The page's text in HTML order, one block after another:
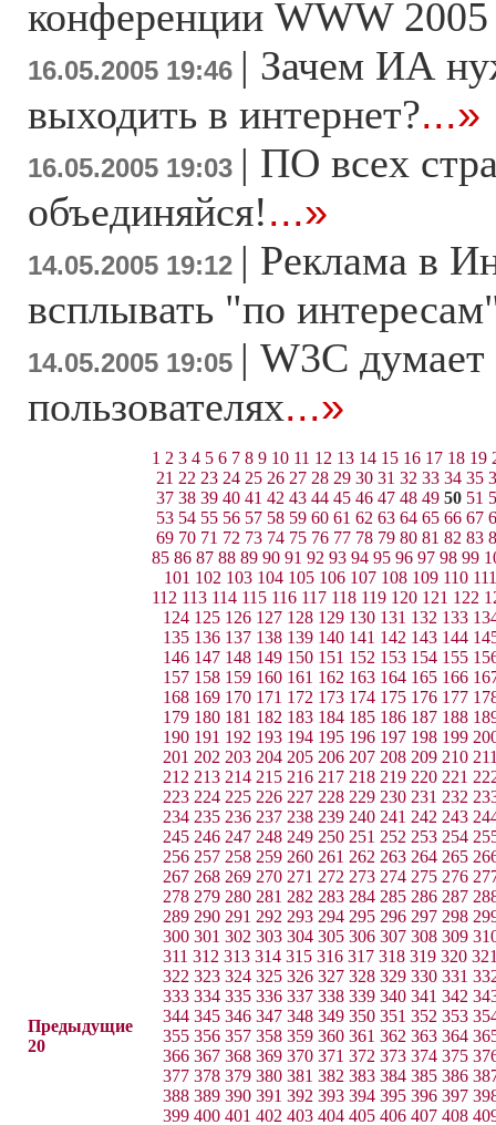
конференции WWW
16.05.2005 19:46 | Зачем ИА
выходить в интернет?...»
16.05.2005 19:03 | ПО всех
объединяйся!...»
14.05.2005 19:12 | Реклама в
всплывать "по
14.05.2005 19:05 | W3C
пользователях...»
Предыдущие
20
1 2 3 4 5 6 7 8 9 10 11 12 13 14 15 16 17 18 19
21 22 23 24 25 26 27 28 29 30 31 32 33 34 35
37 38 39 40 41 42 43 44 45 46 47 48 49 50 51
53 54 55 56 57 58 59 60 61 62 63 64 65 66 67
69 70 71 72 73 74 75 76 77 78 79 80 81 82 83
85 86 87 88 89 90 91 92 93 94 95 96 97 98 99
101 102 103 104 105 106 107 108 109 110 111
112 113 114 115 116 117 118 119 120 121 122
124 125 126 127 128 129 130 131 132 133
135 136 137 138 139 140 141 142 143 144
146 147 148 149 150 151 152 153 154 155
157 158 159 160 161 162 163 164 165 166
168 169 170 171 172 173 174 175 176 177
179 180 181 182 183 184 185 186 187 188
190 191 192 193 194 195 196 197 198 199
201 202 203 204 205 206 207 208 209 210
212 213 214 215 216 217 218 219 220 221
223 224 225 226 227 228 229 230 231 232
234 235 236 237 238 239 240 241 242 243
245 246 247 248 249 250 251 252 253 254
256 257 258 259 260 261 262 263 264 265
267 268 269 270 271 272 273 274 275 276
278 279 280 281 282 283 284 285 286 287
289 290 291 292 293 294 295 296 297 298
300 301 302 303 304 305 306 307 308 309
311 312 313 314 315 316 317 318 319 320
322 323 324 325 326 327 328 329 330 331
333 334 335 336 337 338 339 340 341 342
344 345 346 347 348 349 350 351 352 353
355 356 357 358 359 360 361 362 363 364
366 367 368 369 370 371 372 373 374 375
377 378 379 380 381 382 383 384 385 386
388 389 390 391 392 393 394 395 396 397
399 400 401 402 403 404 405 406 407 408